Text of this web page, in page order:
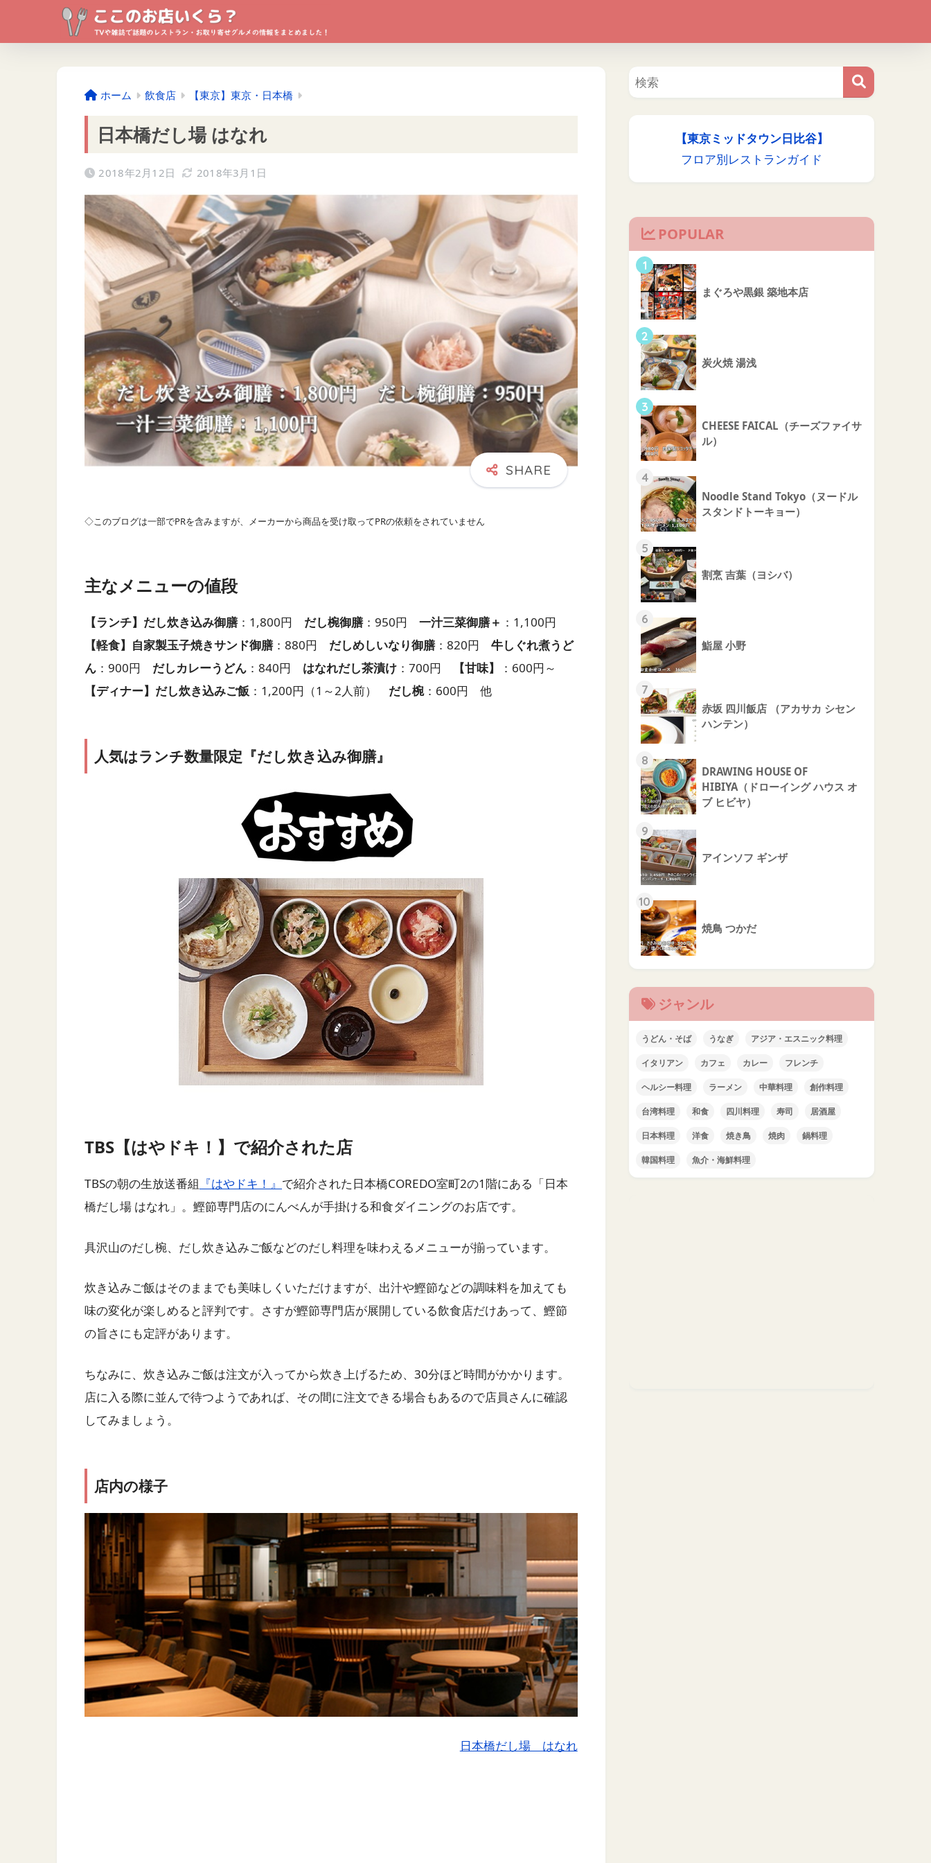
ホーム 飲食店 【東京】東京・日本橋
日本橋だし場 はなれ
2018年2月12日 2018年3月1日
◇このブログは一部でPRを含みますが、メーカーから商品を受け取ってPRの依頼をされていません
主なメニューの値段
【ランチ】 だし炊き込み御膳：1,800円 だし椀御膳：950円 一汁三菜御膳＋ ：1,100円
【軽食】 自家製玉子焼きサンド御膳：880円 だしめしいなり御膳：820円 牛しぐれ煮うど
ん ：900円 だしカレーうどん ：840円 はなれだし茶漬け ：700円 【甘味】
：600円～
【ディナー】 だし炊き込みご飯 ：1,200円（1～2人前） だし椀：600円 他
人気はランチ数量限定『だし炊き込み御膳』
TBS【はやドキ！】で紹介された店
TBSの朝の生放送番組 『はやドキ！』 で紹介された日本橋COREDO室町2の1階にある「日本
橋だし場 はなれ」。鰹節専門店のにんべんが手掛ける和食ダイニングのお店です。
具沢山のだし椀、だし炊き込みご飯などのだし料理を味わえるメニューが揃っています。
炊き込みご飯はそのままでも美味しくいただけますが、出汁や鰹節などの調味料を加えても
味の変化が楽しめると評判です。さすが鰹節専門店が展開している飲食店だけあって、鰹節
の旨さにも定評があります。
ちなみに、炊き込みご飯は注文が入ってから炊き上げるため、30分ほど時間がかかります。
店に入る際に並んで待つようであれば、その間に注文できる場合もあるので店員さんに確認
してみましょう。
店内の様子
日本橋だし場 はなれ
【東京ミッドタウン日比谷】
フロア別レストランガイド
POPULAR
1
まぐろや黒銀 築地本店
2
炭火焼 湯浅
3
CHEESE FAICAL（チーズファイサ
ル）
4
Noodle Stand Tokyo（ヌードル
スタンドトーキョー）
5
割烹 吉葉（ヨシバ）
6
鮨屋 小野
7
赤坂 四川飯店 （アカサカ シセン
ハンテン）
8
DRAWING HOUSE OF
HIBIYA（ドローイング ハウス オ
ブ ヒビヤ）
9
アインソフ ギンザ
10
焼鳥 つかだ
ジャンル
うどん・そば うなぎ アジア・エスニック料理
イタリアン カフェ カレー フレンチ
ヘルシー料理 ラーメン 中華料理 創作料理
台湾料理 和食 四川料理 寿司 居酒屋
日本料理 洋食 焼き鳥 焼肉 鍋料理
韓国料理 魚介・海鮮料理